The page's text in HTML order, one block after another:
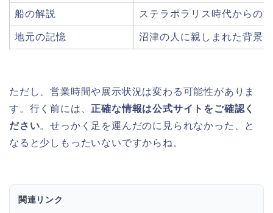
船の解説 ステラポラリス時代からの
地元の記憶 沼津の人に親しまれた背景
ただし、営業時間や展示状況は変わる可能性がありま
す。行く前には、 正確な情報は公式サイトをご確認く
ださい。せっかく足を運んだのに見られなかった、と
なると少しもったいないですからね。
関連リンク